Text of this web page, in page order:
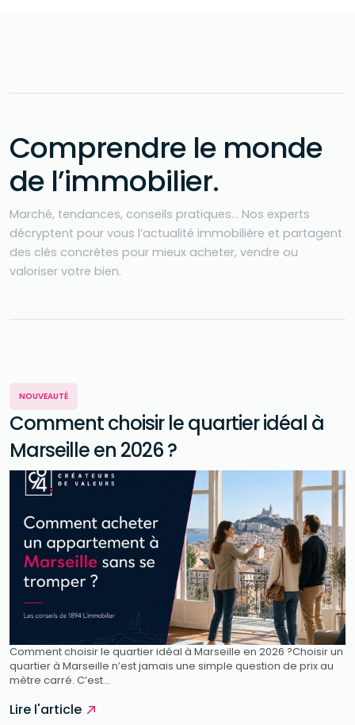
Comprendre le monde
de l’immobilier.
Marché, tendances, conseils pratiques… Nos experts
décryptent pour vous l’actualité immobilière et partagent
des clés concrètes pour mieux acheter, vendre ou
valoriser votre bien.
NOUVEAUTÉ
Comment choisir le quartier idéal à
Marseille en 2026 ?
Comment choisir le quartier idéal à Marseille en 2026 ?Choisir un
quartier à Marseille n’est jamais une simple question de prix au
mètre carré. C’est...
Lire l'article